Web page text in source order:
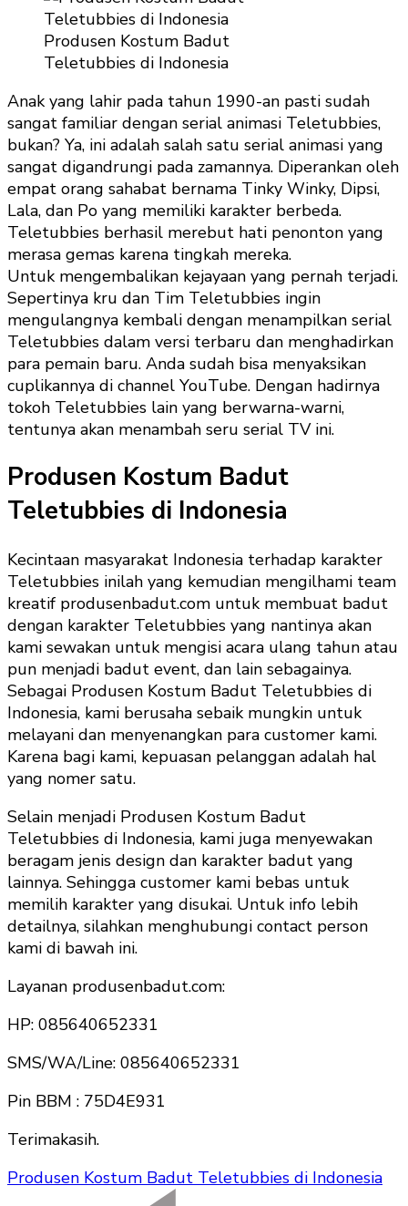
Produsen Kostum Badut
Teletubbies di Indonesia
Anak yang lahir pada tahun 1990-an pasti sudah
sangat familiar dengan serial animasi Teletubbies,
bukan? Ya, ini adalah salah satu serial animasi yang
sangat digandrungi pada zamannya. Diperankan oleh
empat orang sahabat bernama Tinky Winky, Dipsi,
Lala, dan Po yang memiliki karakter berbeda.
Teletubbies berhasil merebut hati penonton yang
merasa gemas karena tingkah mereka.
Untuk mengembalikan kejayaan yang pernah terjadi.
Sepertinya kru dan Tim Teletubbies ingin
mengulangnya kembali dengan menampilkan serial
Teletubbies dalam versi terbaru dan menghadirkan
para pemain baru. Anda sudah bisa menyaksikan
cuplikannya di channel YouTube. Dengan hadirnya
tokoh Teletubbies lain yang berwarna-warni,
tentunya akan menambah seru serial TV ini.
Produsen Kostum Badut
Teletubbies di Indonesia
Kecintaan masyarakat Indonesia terhadap karakter
Teletubbies inilah yang kemudian mengilhami team
kreatif produsenbadut.com untuk membuat badut
dengan karakter Teletubbies yang nantinya akan
kami sewakan untuk mengisi acara ulang tahun atau
pun menjadi badut event, dan lain sebagainya.
Sebagai Produsen Kostum Badut Teletubbies di
Indonesia, kami berusaha sebaik mungkin untuk
melayani dan menyenangkan para customer kami.
Karena bagi kami, kepuasan pelanggan adalah hal
yang nomer satu.
Selain menjadi Produsen Kostum Badut
Teletubbies di Indonesia, kami juga menyewakan
beragam jenis design dan karakter badut yang
lainnya. Sehingga customer kami bebas untuk
memilih karakter yang disukai. Untuk info lebih
detailnya, silahkan menghubungi contact person
kami di bawah ini.
Layanan produsenbadut.com:
HP: 085640652331
SMS/WA/Line: 085640652331
Pin BBM : 75D4E931
Terimakasih.
Produsen Kostum Badut Teletubbies di Indonesia